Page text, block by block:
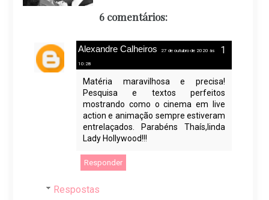
6 comentários:
Alexandre Calheiros 27 de outubro de 2020 às
10:28
Matéria maravilhosa e precisa!
Pesquisa e textos perfeitos
mostrando como o cinema em live
action e animação sempre estiveram
entrelaçados. Parabéns Thaís,linda
Lady Hollywood!!!
Responder
Respostas